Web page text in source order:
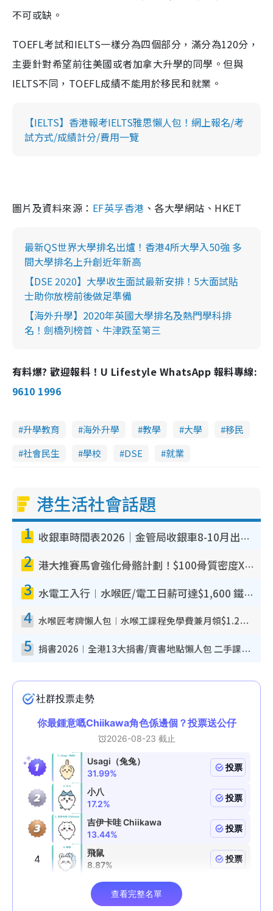
不可或缺。
TOEFL考試和IELTS一樣分為四個部分，滿分為120分，
主要針對希望前往美國或者加拿大升學的同學。但與
IELTS不同，TOEFL成績不能用於移民和就業。
【IELTS】香港報考IELTS雅思懶人包！網上報名/考
試方式/成績計分/費用一覽
圖片及資料來源： EF英孚香港 、各大學網站、HKET
最新QS世界大學排名出爐！香港4所大學入50強 多
間大學排名上升創近年新高
【DSE 2020】大學收生面試最新安排！5大面試貼
士助你放榜前後做足準備
【海外升學】2020年英國大學排名及熱門學科排
名！劍橋列榜首、牛津跌至第三
有料爆? 歡迎報料！U Lifestyle WhatsApp 報料專線:
9610 1996
升學教育 海外升學 教學 大學
移民
社會民生
學校 DSE 就業
港生活社會話題
1 收銀車時間表2026｜金管局收銀車8-10月出沒地點+時間！無須手續費！硬幣免費轉現鈔或增值至八達通
2 港大推賽馬會強化骨骼計劃！$100骨質密度X光檢查 完成免費運動訓練送超市禮券！附參加資格
3 水電工入行︱水喉匠/電工日薪可達$1,600 鐵飯碗職業難被AI取代！附薪酬參考＋入行考牌途徑
4 水喉匠考牌懶人包︱水喉工課程免學費兼月領$1.2萬津貼 即睇水喉匠考牌4階段＋入行課程建議
5 捐書2026︱全港13大捐書/賣書地點懶人包 二手課本最高$150＋舊書換免費咖啡/戲票